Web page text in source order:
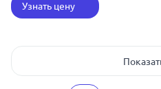
Узнать цену